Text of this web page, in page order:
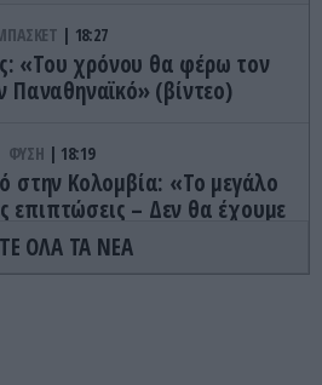
18:27
«Του χρόνου θα φέρω τον
Παναθηναϊκό» (βίντεο)
ΦΥΣΗ 18:19
στην Κολομβία: «Το μεγάλο
επιπτώσεις – Δεν θα έχουμε
τσουνάμι»
ΟΛΑ ΤΑ ΝΕΑ